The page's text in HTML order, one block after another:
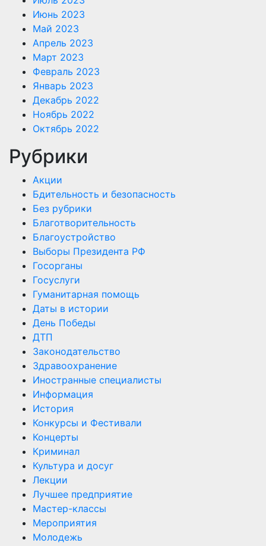
Июнь 2023
Май 2023
Апрель 2023
Март 2023
Февраль 2023
Январь 2023
Декабрь 2022
Ноябрь 2022
Октябрь 2022
Рубрики
Акции
Бдительность и безопасность
Без рубрики
Благотворительность
Благоустройство
Выборы Президента РФ
Госорганы
Госуслуги
Гуманитарная помощь
Даты в истории
День Победы
ДТП
Законодательство
Здравоохранение
Иностранные специалисты
Информация
История
Конкурсы и Фестивали
Концерты
Криминал
Культура и досуг
Лекции
Лучшее предприятие
Мастер-классы
Мероприятия
Молодежь